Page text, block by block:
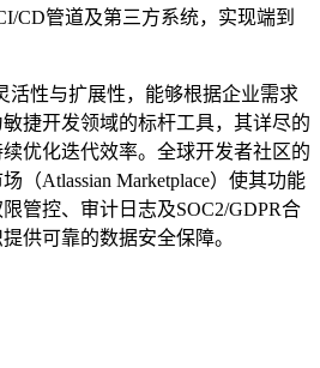
CD管道及第三方系统，实现端到
活性与扩展性，能够根据企业需求
捷开发领域的标杆工具，其详尽的
优化迭代效率。全球开发者社区的
（Atlassian Marketplace）使其功能
管控、审计日志及SOC2/GDPR合
供可靠的数据安全保障。